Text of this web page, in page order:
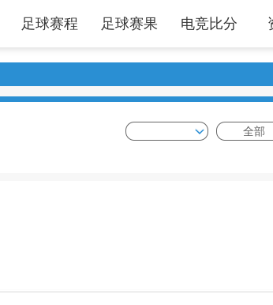
足球赛程 足球赛果 电竞比分
全部